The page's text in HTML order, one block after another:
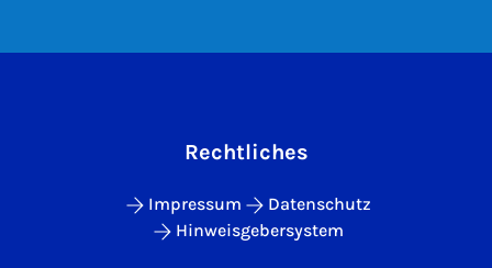
Rechtliches
Impressum
Datenschutz
Hinweisgebersystem